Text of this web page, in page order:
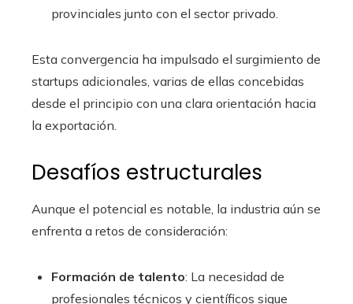
provinciales junto con el sector privado.
Esta convergencia ha impulsado el surgimiento de
startups adicionales, varias de ellas concebidas
desde el principio con una clara orientación hacia
la exportación.
Desafíos estructurales
Aunque el potencial es notable, la industria aún se
enfrenta a retos de consideración:
Formación de talento: La necesidad de
profesionales técnicos y científicos sigue